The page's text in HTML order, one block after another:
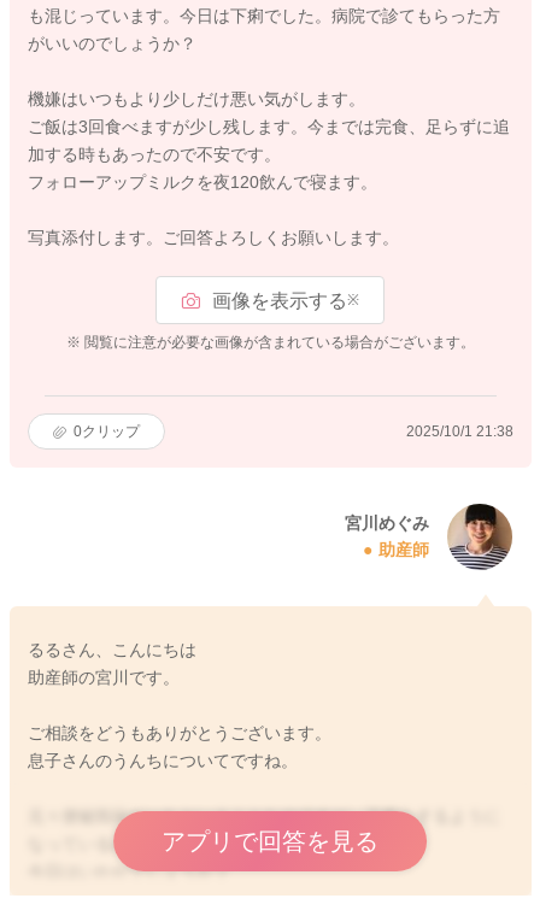
も混じっています。今日は下痢でした。病院で診てもらった方
がいいのでしょうか？
機嫌はいつもより少しだけ悪い気がします。
ご飯は3回食べますが少し残します。今までは完食、足らずに追
加する時もあったので不安です。
フォローアップミルクを夜120飲んで寝ます。
写真添付します。ご回答よろしくお願いします。
画像を表示する※
※ 閲覧に注意が必要な画像が含まれている場合がございます。
0クリップ 2025/10/1 21:38
宮川めぐみ
助産師
るるさん、こんにちは
助産師の宮川です。
ご相談をどうもありがとうございます。
息子さんのうんちについてですね。
元々便秘気味だったということなのですが、下痢をするように
なっているのですね。
今日はいかがでしょうか？
食欲の方も落ちているでしょうか？
アプリで回答を見る